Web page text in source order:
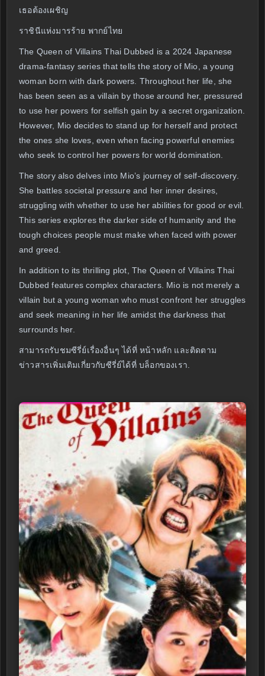
เธอต้องเผชิญ
ราชินีแห่งมารร้าย พากย์ไทย
The Queen of Villains Thai Dubbed is a 2024 Japanese
drama-fantasy series that tells the story of Mio, a young
woman born with dark powers. Throughout her life, she
has been seen as a villain by those around her, pressured
to use her powers for selfish gain by a secret organization.
However, Mio decides to stand up for herself and protect
the ones she loves, even when facing powerful enemies
who seek to control her powers for world domination.
The story also delves into Mio’s journey of self-discovery.
She battles societal pressure and her inner desires,
struggling with whether to use her abilities for good or evil.
This series explores the darker side of humanity and the
tough choices people must make when faced with power
and greed.
In addition to its thrilling plot, The Queen of Villains Thai
Dubbed features complex characters. Mio is not merely a
villain but a young woman who must confront her struggles
and seek meaning in her life amidst the darkness that
surrounds her.
สามารถรับชมซีรี่ย์เรื่องอื่นๆ ได้ที่ หน้าหลัก และติดตาม
ข่าวสารเพิ่มเติมเกี่ยวกับซีรี่ย์ได้ที่ บล็อกของเรา.